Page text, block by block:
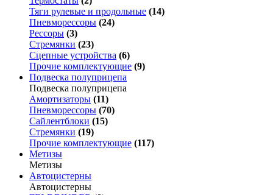
Тяги рулевые и продольные (14)
Пневморессоры (24)
Рессоры (3)
Стремянки (23)
Сцепные устройства (6)
Прочие комплектующие (9)
Подвеска полуприцепа
Подвеска полуприцепа
Амортизаторы (11)
Пневморессоры (70)
Сайлентблоки (15)
Стремянки (19)
Прочие комплектующие (117)
Метизы
Метизы
Автоцистерны
Автоцистерны